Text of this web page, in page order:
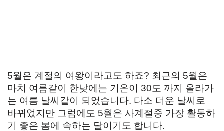
5월은 계절의 여왕이라고도 하죠? 최근의 5월은
마치 여름같이 한낮에는 기온이 30도 까지 올라가
는 여름 날씨같이 되었습니다. 다소 더운 날씨로
바뀌었지만 그럼에도 5월은 사계절중 가장 활동하
기 좋은 봄에 속하는 달이기도 합니다.